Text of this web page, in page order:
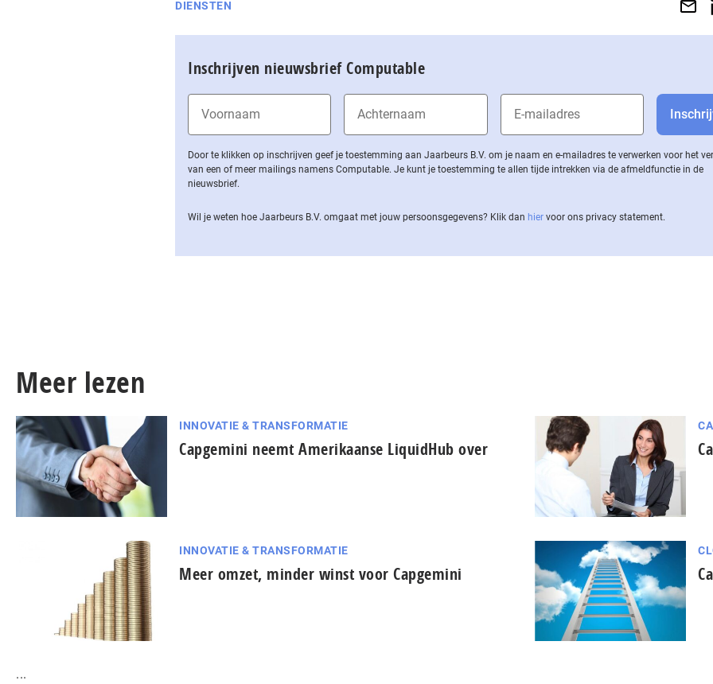
DIENSTEN
Inschrijven nieuwsbrief Computable
Door te klikken op inschrijven geef je toestemming aan Jaarbeurs B.V. om je naam en e-mailadres te verwerken voor het
van een of meer mailings namens Computable. Je kunt je toestemming te allen tijde intrekken via de af­meld­func­tie in de
nieuwsbrief.
Wil je weten hoe Jaarbeurs B.V. omgaat met jouw per­soons­ge­ge­vens? Klik dan hier voor ons privacy statement.
Meer lezen
INNOVATIE & TRANSFORMATIE
Capgemini neemt Amerikaanse LiquidHub over
INNOVATIE & TRANSFORMATIE
Meer omzet, minder winst voor Capgemini
...